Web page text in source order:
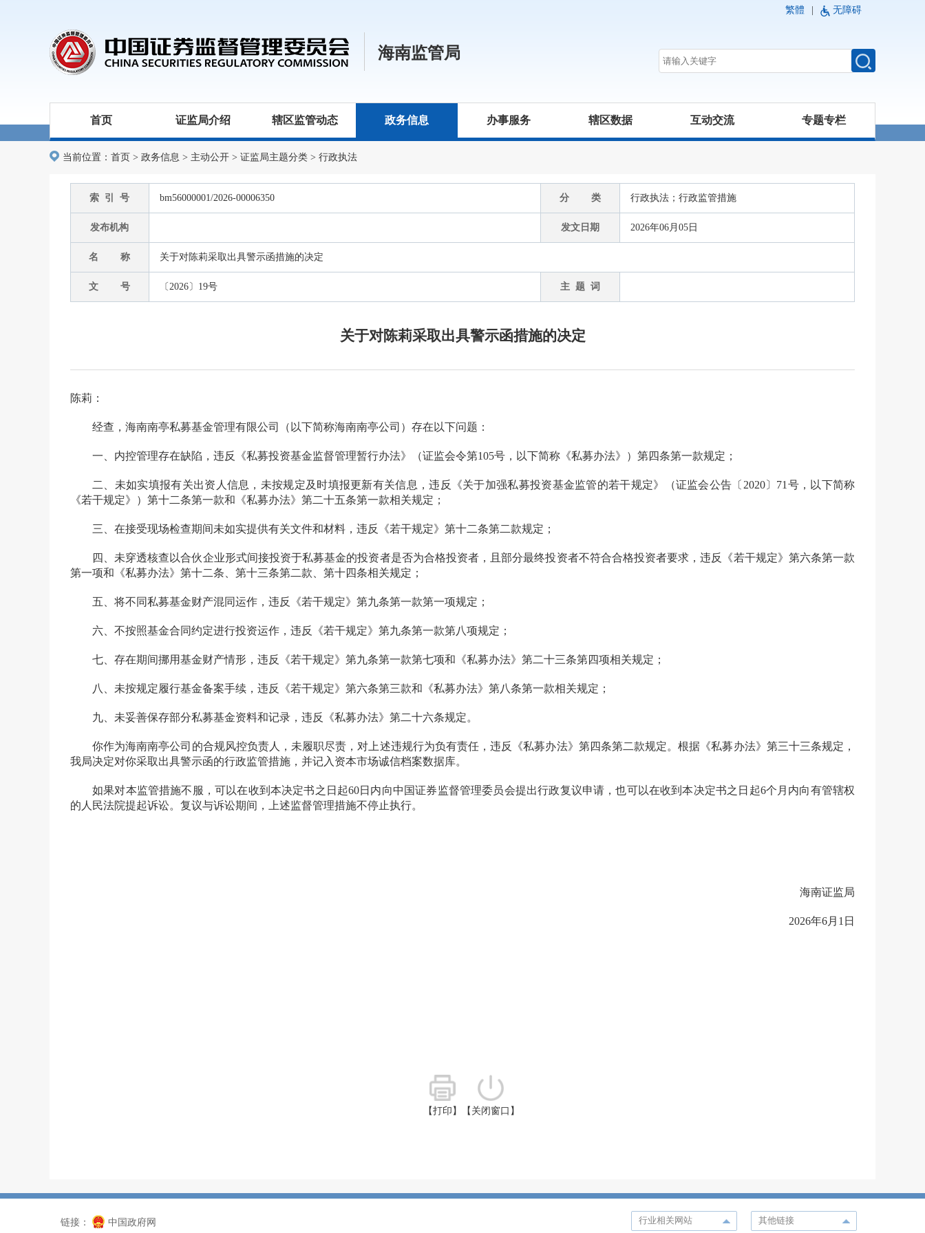
繁體 无障碍
海南监管局
首页 证监局介绍 辖区监管动态 政务信息 办事服务 辖区数据 互动交流 专题专栏
当前位置： 首页 > 政务信息 > 主动公开 > 证监局主题分类 > 行政执法
索 引 号 bm56000001/2026-00006350 分 类 行政执法；行政监管措施
发布机构 发文日期 2026年06月05日
名 称 关于对陈莉采取出具警示函措施的决定
文 号 〔2026〕19号 主 题 词
关于对陈莉采取出具警示函措施的决定
陈莉：
经查， 海南南亭私募基金管理有限公司（以下简称海南南亭公司）存在以下问题：
一、内控管理存在缺陷，违反《私募投资基金监督管理暂行办法》（证监会令第105号，以下简称《私募办法》）第四条第一款规定；
二、未如实填报有关出资人信息，未按规定及时填报更新有关信息，违反《关于加强私募投资基金监管的若干规定》（证监会公告〔2020〕71号，以下简称
《若干规定》）第十二条第一款和《私募办法》第二十五条第一款相关规定；
三、在接受现场检查期间未如实提供有关文件和材料，违反《若干规定》第十二条第二款规定；
四、未穿透核查以合伙企业形式间接投资于私募基金的投资者是否为合格投资者，且部分最终投资者不符合合格投资者要求，违反
《若干规定》第六条第一款
第一项和 《私募办法》第十二条、第十三条第二款、第十四条相关规定；
五、将不同私募基金财产混同运作，违反《若干规定》第九条第一款第一项规定；
六、不按照基金合同约定进行投资运作，违反《若干规定》第九条第一款第八项规定；
七、存在期间挪用基金财产情形，违反《若干规定》第九条第一款第七项和《私募办法》第二十三条第四项相关规定；
八、未按规定履行基金备案手续，违反《若干规定》第六条第三款和《私募办法》第八条第一款相关规定；
九、未妥善保存部分私募基金资料和记录，违反《私募办法》第二十六条规定。
你作为海南南亭公司 的合规风控负责人，未履职尽责，对上述违规行为负有责任 ，违反《私募办法》第四条第二款规定。根据《私募办法》第三十三条规定，
我局决定对你采取出具警示函的行政监管措施，并记入资本市场诚信档案数据库。
如果对本监管措施不服，可以在收到本决定书之日起60日内向中国证券监督管理委员会提出行政复议申请，也可以在收到本决定书之日起6个月内向有管辖权
的人民法院提起诉讼。复议与诉讼期间，上述监督管理措施不停止执行。
海南证监局
2026年6月 1 日
【打印】 【关闭窗口】
链接： 中国政府网